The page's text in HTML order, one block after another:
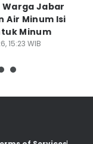
Warga Jabar
Air Minum Isi
Minum
15:23 WIB